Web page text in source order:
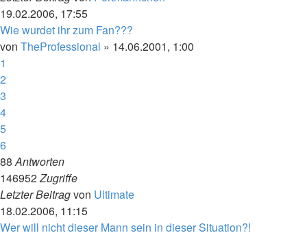
19.02.2006, 17:55
Wie wurdet ihr zum Fan???
von TheProfessional » 14.06.2001, 1:00
1
2
3
4
5
6
88Antworten
146952Zugriffe
Letzter Beitragvon Ultimate
18.02.2006, 11:15
Wer will nicht dieser Mann sein in dieser Situation?!